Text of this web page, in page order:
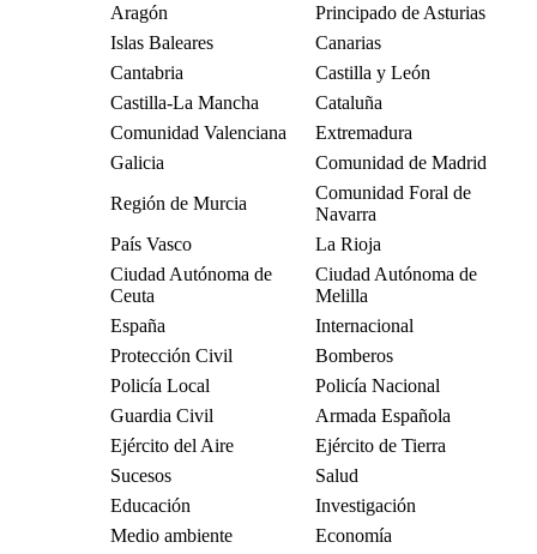
Aragón
Principado de Asturias
Islas Baleares
Canarias
Cantabria
Castilla y León
Castilla-La Mancha
Cataluña
Comunidad Valenciana
Extremadura
Galicia
Comunidad de Madrid
Región de Murcia
Comunidad Foral de
Navarra
País Vasco
La Rioja
Ciudad Autónoma de
Ceuta
Ciudad Autónoma de
Melilla
España
Internacional
Protección Civil
Bomberos
Policía Local
Policía Nacional
Guardia Civil
Armada Española
Ejército del Aire
Ejército de Tierra
Sucesos
Salud
Educación
Investigación
Medio ambiente
Economía